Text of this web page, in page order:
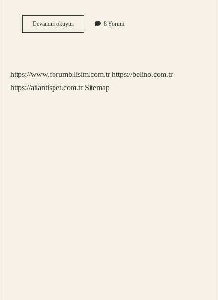
Devamını okuyunÇanakkale
Savaşında
8 Yorum
https://www.forumbilisim.com.tr https://belino.com.tr
https://atlantispet.com.tr Sitemap